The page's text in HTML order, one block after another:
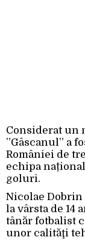
Considerat un
”Gâscanul” a
României de
echipa
goluri.
Nicolae
la vârsta de 14
tânăr fotbalist
unor calităţi